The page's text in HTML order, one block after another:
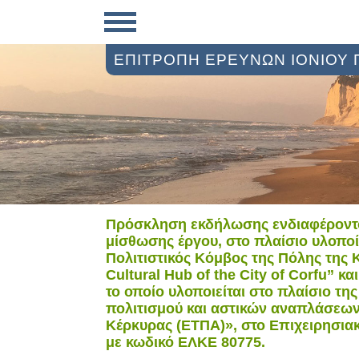
ΕΠΙΤΡΟΠΗ ΕΡΕΥΝΩΝ ΙΟΝΙΟΥ
Πρόσκληση εκδήλωσης
μίσθωσης έργου, στο πλαίσιο
Πολιτιστικός Κόμβος της Πόλης της
Cultural Hub of the City of Corfu”
το οποίο υλοποιείται στο πλαίσιο
πολιτισμού και αστικών
Κέρκυρας (ΕΤΠΑ)», στο
με κωδικό ΕΛΚΕ 80775.